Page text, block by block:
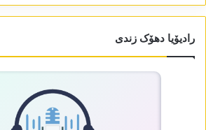
رادیۆیا دھۆک زندی